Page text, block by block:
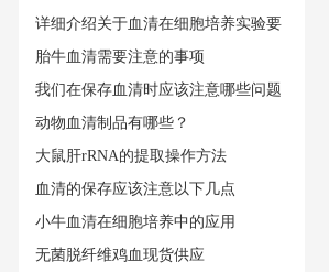
详细介绍关于血清在细胞培养实验要
胎牛血清需要注意的事项
我们在保存血清时应该注意哪些问题
动物血清制品有哪些？
大鼠肝rRNA的提取操作方法
血清的保存应该注意以下几点
小牛血清在细胞培养中的应用
无菌脱纤维鸡血现货供应